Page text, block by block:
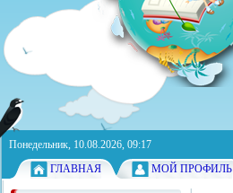
Понедельник, 10.08.2026, 09:17
ГЛАВНАЯ
МОЙ ПРОФИЛЬ